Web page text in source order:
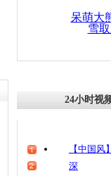
呆萌大
雪
24小时视
【中国
深